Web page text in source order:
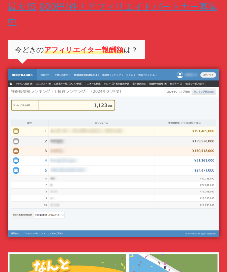
最大15,000円/件！アフィリエイトパートナー募集
中
今どきのアフィリエイター報酬額は？